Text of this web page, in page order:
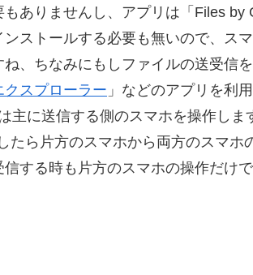
ありませんし、アプリは「Files by
ストールする必要も無いので、ス
、ちなみにもしファイルの送受信
クスプローラー 」などのアプリを利
主に送信する側のスマホを操作しま
たら片方のスマホから両方のスマホ
する時も片方のスマホの操作だけ